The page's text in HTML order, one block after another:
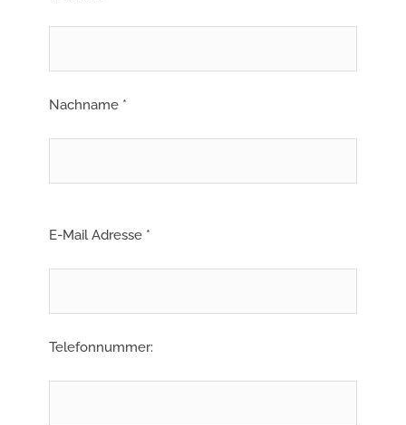
Nachname *
E-Mail Adresse *
Telefonnummer: